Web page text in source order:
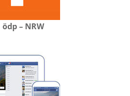
ödp – NRW